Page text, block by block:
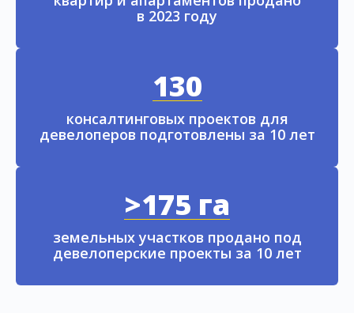
в 2023 году
130
консалтинговых проектов для
девелоперов подготовлены за 10 лет
>175 га
земельных участков продано под
девелоперские проекты за 10 лет